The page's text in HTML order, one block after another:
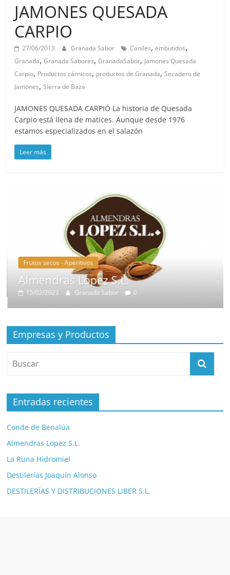
JAMONES QUESADA
CARPIO
27/06/2013 Granada Sabor Caniles,embutidos,
Granada,Granada Sabores,GranadaSabor, Jamones Quesada
Carpio, Productos cárnicos, productos de Granada,Secadero de
Jamones,Sierra de Baza
JAMONES QUESADA CARPIÓ La historia de Quesada
Carpio está llena de matices. Aunque desde 1976
estamos especializados en el salazón
Leer más
Frutos secos - Aperitivos
Almendras Lopez S.L.
15/02/2023 Granada Sabor 0
Empresas y Productos
Entradas recientes
Conde de Benalúa
Almendras Lopez S.L.
La Runa Hidromiel
Destilerías Joaquín Alonso
DESTILERÍAS Y DISTRIBUCIONES LIBER S.L.